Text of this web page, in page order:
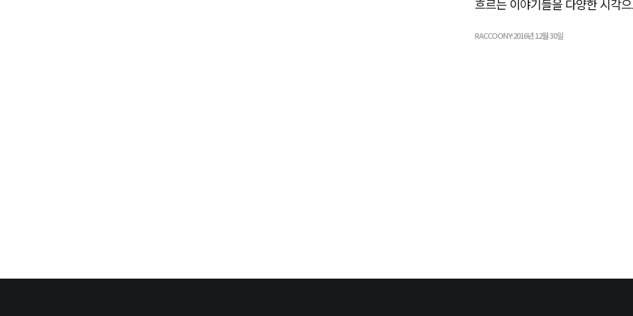
흐르는 이야기들을 다양한 시각
RACCOONY2016년 12월 30일